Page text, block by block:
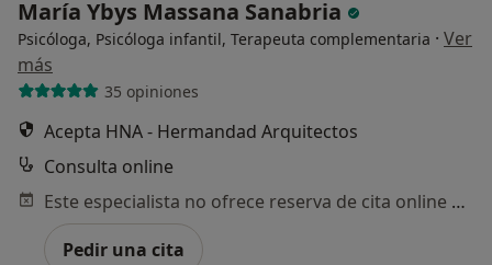
María Ybys Massana Sanabria
Psicóloga, Psicóloga infantil, Terapeuta complementaria · Ver
más
35 opiniones
Acepta HNA - Hermandad Arquitectos
Consulta online
Este especialista no ofrece reserva de cita online en esta dirección.
Pedir una cita